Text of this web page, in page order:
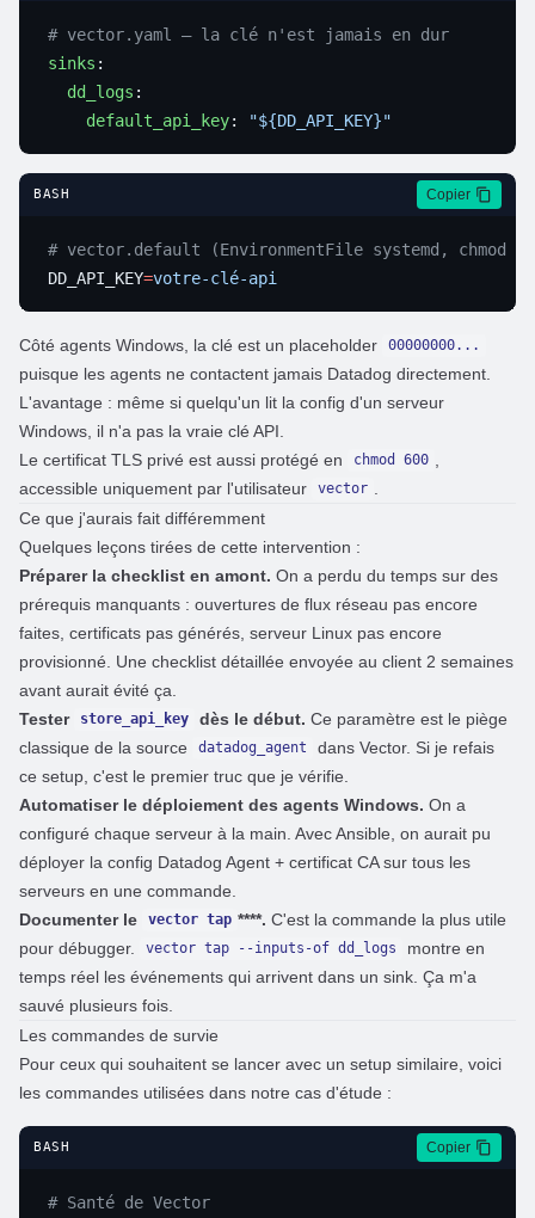
sinks
  dd_logs
    default_api_key
:
BASH Copier
DD_API_KEY=
Côté agents Windows, la clé est un placeholder 00000000...
puisque les agents ne contactent jamais Datadog directement.
L'avantage : même si quelqu'un lit la config d'un serveur
Windows, il n'a pas la vraie clé API.
Le certificat TLS privé est aussi protégé en
chmod 600
accessible uniquement par l'utilisateur
vector
Ce que j'aurais fait différemment
Quelques leçons tirées de cette intervention :
Préparer la checklist en amont. On a perdu du temps sur des
prérequis manquants : ouvertures de flux réseau pas encore
faites, certificats pas générés, serveur Linux pas encore
provisionné. Une checklist détaillée envoyée au client 2 semaines
avant aurait évité ça.
Tester
store_api_key dès le début. Ce paramètre est le piège
classique de la source
datadog_agent
dans Vector. Si je refais
ce setup, c'est le premier truc que je vérifie.
Automatiser le déploiement des agents Windows. On a
configuré chaque serveur à la main. Avec Ansible, on aurait pu
déployer la config Datadog Agent + certificat CA sur tous les
serveurs en une commande.
Documenter le
vector tap ****. C'est la commande la plus utile
pour débugger.
vector tap --inputs-of dd_logs
montre en
temps réel les événements qui arrivent dans un sink. Ça m'a
sauvé plusieurs fois.
Les commandes de survie
Pour ceux qui souhaitent se lancer avec un setup similaire, voici
les commandes utilisées dans notre cas d'étude :
BASH Copier